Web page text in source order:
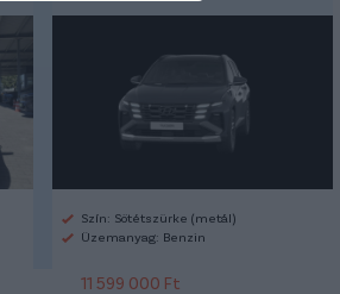
Szín: Sötétszürke (metál)
Üzemanyag: Benzin
11 599 000 Ft